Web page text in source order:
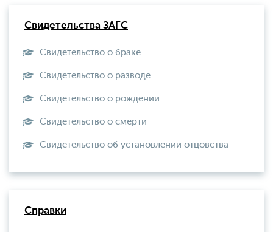
Свидетельства ЗАГС
Свидетельство о браке
Свидетельство о разводе
Свидетельство о рождении
Свидетельство о смерти
Свидетельство об установлении отцовства
Справки